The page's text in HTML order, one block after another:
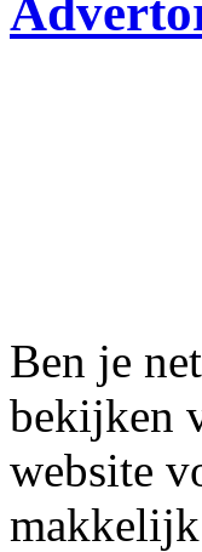
Ben je
bekijken
website
makkelijk